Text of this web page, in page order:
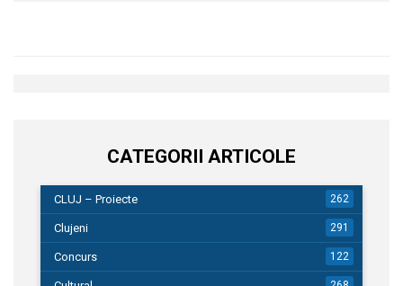
CATEGORII ARTICOLE
CLUJ – Proiecte 262
Clujeni 291
Concurs 122